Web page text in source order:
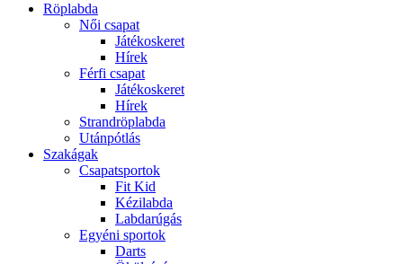
Röplabda
Női csapat
Játékoskeret
Hírek
Férfi csapat
Játékoskeret
Hírek
Strandröplabda
Utánpótlás
Szakágak
Csapatsportok
Fit Kid
Kézilabda
Labdarúgás
Egyéni sportok
Darts